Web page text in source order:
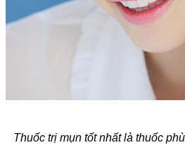
Thuốc trị mụn tốt nhất là thuốc